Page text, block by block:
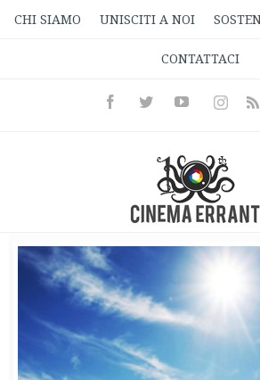
CHI SIAMO UNISCITI A NOI
CONTATTACI
FacebookTwitterYoutubeInstagram